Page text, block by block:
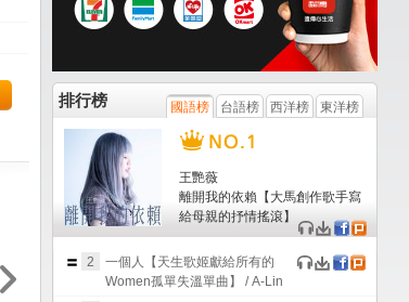
排行榜 國語榜
王艷薇
離開我的依賴【大馬創作歌手寫
給母親的抒情搖滾】
2
一個人【天生歌姬獻給所有的
Women孤單失溫單曲】 / A-Lin
台語榜 西洋榜 東洋榜